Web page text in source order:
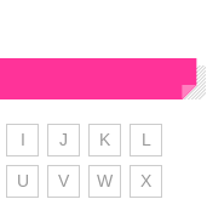
I J K L
U V W X